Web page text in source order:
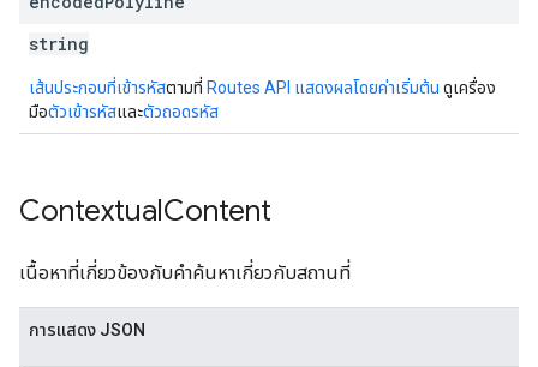
string
เส้นประกอบที่เข้ารหัสตามที่ Routes API แสดงผลโดยค่าเริ่มต้น ดูเครื่อง
มือตัวเข้ารหัสและตัวถอดรหัส
ContextualContent
เนื้อหาที่เกี่ยวข้องกับคำค้นหาเกี่ยวกับสถานที่
การแสดง JSON